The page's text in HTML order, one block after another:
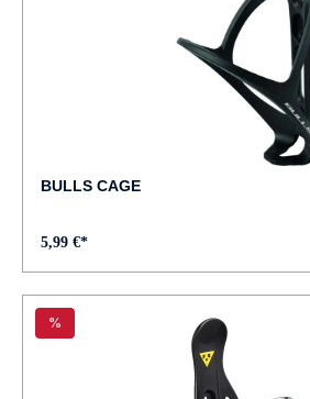
BULLS CAGE
5,99 €*
%